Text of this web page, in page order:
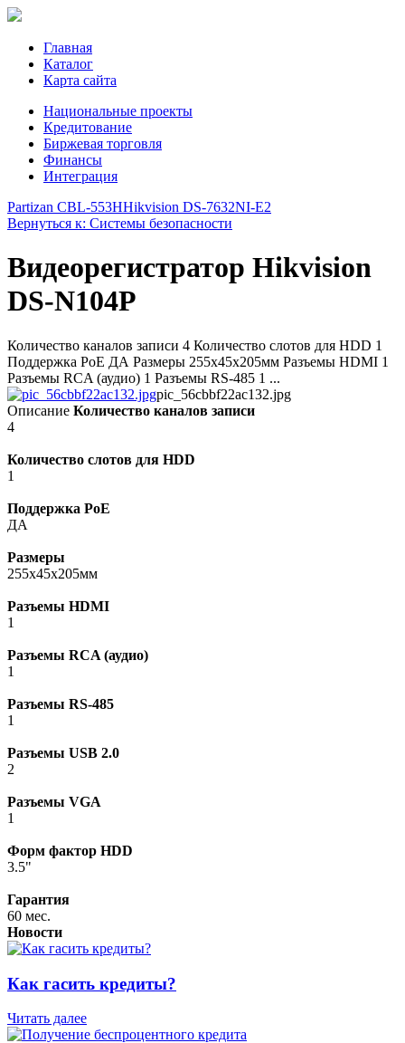
Главная
Каталог
Карта сайта
Национальные проекты
Кредитование
Биржевая торговля
Финансы
Интеграция
Partizan CBL-553HHikvision DS-7632NI-E2
Вернуться к: Системы безопасности
Видеорегистратор Hikvision
DS-N104P
Количество каналов записи 4 Количество слотов для HDD 1
Поддержка PoE ДА Размеры 255x45x205мм Разъемы HDMI 1
Разъемы RCA (аудио) 1 Разъемы RS-485 1 ...
pic_56cbbf22ac132.jpg
Описание Количество каналов записи
4
Количество слотов для HDD
1
Поддержка PoE
ДА
Размеры
255x45x205мм
Разъемы HDMI
1
Разъемы RCA (аудио)
1
Разъемы RS-485
1
Разъемы USB 2.0
2
Разъемы VGA
1
Форм фактор HDD
3.5"
Гарантия
60 мес.
Новости
Как гасить кредиты?
Читать далее